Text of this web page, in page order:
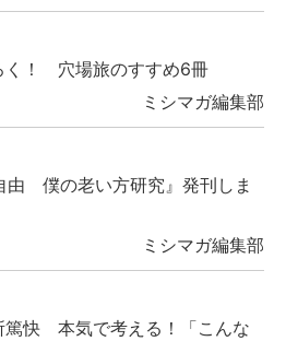
く！ 穴場旅のすすめ6冊
ミシマガ編集部
由 僕の老い方研究』発刊しま
ミシマガ編集部
篤快 本気で考える！「こんな